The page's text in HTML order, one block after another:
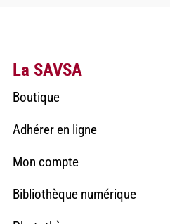
La SAVSA
Boutique
Adhérer en ligne
Mon compte
Bibliothèque numérique